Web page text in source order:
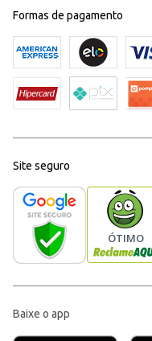
Formas de pagamento
Site seguro
Baixe o app